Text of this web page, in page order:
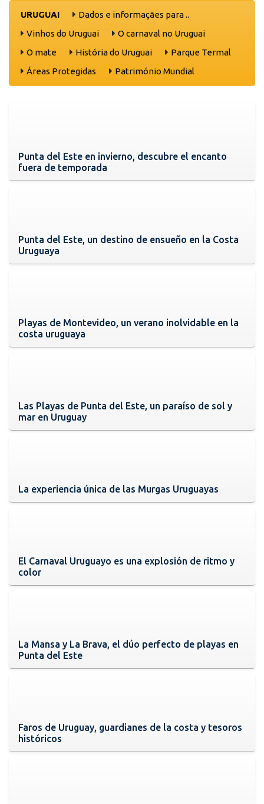
URUGUAI
Dados e informaçães para ..
Vinhos do Uruguai
O carnaval no Uruguai
O mate
História do Uruguai
Parque Termal
Áreas Protegidas
Património Mundial
Punta del Este en invierno, descubre el encanto
fuera de temporada
Punta del Este, un destino de ensueño en la Costa
Uruguaya
Playas de Montevideo, un verano inolvidable en la
costa uruguaya
Las Playas de Punta del Este, un paraíso de sol y
mar en Uruguay
La experiencia única de las Murgas Uruguayas
El Carnaval Uruguayo es una explosión de ritmo y
color
La Mansa y La Brava, el dúo perfecto de playas en
Punta del Este
Faros de Uruguay, guardianes de la costa y tesoros
históricos